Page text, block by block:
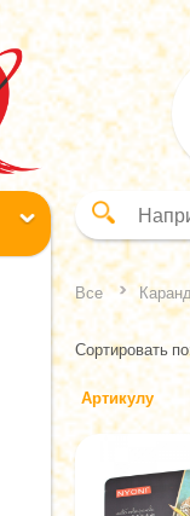
Все
Сортировать по:
Артикулу